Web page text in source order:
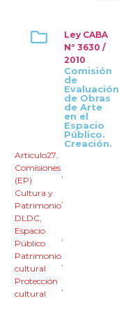
Ley CABA
Nº 3630 /
2010
Comisión
de
Evaluación
de Obras
de Arte
en el
Espacio
Público.
Creación.
Articulo27,
Comisiones
(EP)
,
Cultura y
Patrimonio
,
DLDC,
Espacio
Público
,
Patrimonio
cultural
,
Protección
cultural
,